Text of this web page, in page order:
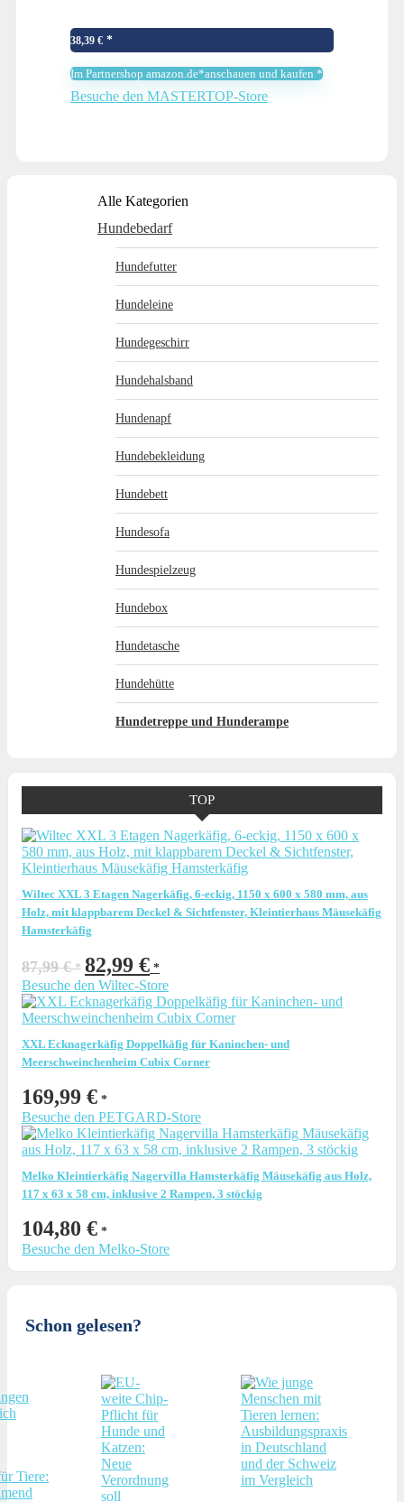
Leiter Haustierleiter, tragbar, abnehmbar,
waschbar-Send 1 Fusselrolle
38,39 €
Im Partnershop amazon.de*anschauen und kaufen *
Besuche den MASTERTOP-Store
Alle Kategorien
Hundebedarf
Hundefutter
Hundeleine
Hundegeschirr
Hundehalsband
Hundenapf
Hundebekleidung
Hundebett
Hundesofa
Hundespielzeug
Hundebox
Hundetasche
Hundehütte
Hundetreppe und Hunderampe
TOP
Wiltec XXL 3 Etagen Nagerkäfig, 6-eckig, 1150 x 600 x 580 mm, aus
Holz, mit klappbarem Deckel & Sichtfenster, Kleintierhaus Mäusekäfig
Hamsterkäfig
87,99€
Ursprünglicher
Preis
war:
87,99 €
82,99 € Preis
ist:
82,99 €.
Besuche den Wiltec-Store
XXL Ecknagerkäfig Doppelkäfig für Kaninchen- und
Meerschweinchenheim Cubix Corner
169,99 €
Besuche den PETGARD-Store
Melko Kleintierkäfig Nagervilla Hamsterkäfig Mäusekäfig aus Holz,
117 x 63 x 58 cm, inklusive 2 Rampen, 3 stöckig
104,80 €
Besuche den Melko-Store
Schon gelesen?
Tiere: